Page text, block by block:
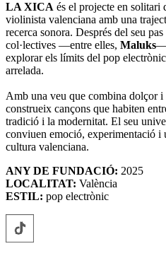
LA XICA és el projecte en solitari
violinista valenciana amb una
recerca sonora. Després del seu
col·lectives —entre elles, Maluks
explorar els límits del pop
arrelada.
Amb una veu que combina dolçor i
construeix cançons que habiten
tradició i la modernitat. El seu
conviuen emoció, experimentació i
cultura valenciana.
ANY DE FUNDACIÓ: 2025
LOCALITAT: València
ESTIL: pop electrònic